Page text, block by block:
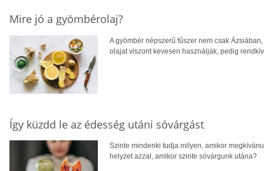
Mire jó a gyömbérolaj?
A gyömbér népszerű fűszer nem csak
olajat viszont kevesen használják, pedig
Így küzdd le az édesség utáni sóvárgást
Szinte mindenki tudja milyen, amikor
helyzet azzal, amikor szinte sóvárgunk utána?